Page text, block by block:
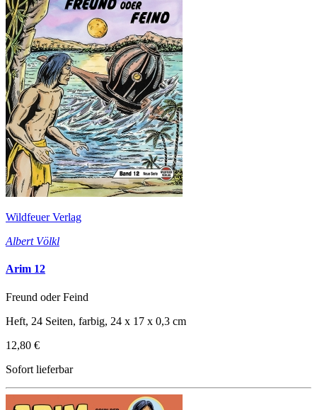
Wildfeuer Verlag
Albert Völkl
Arim 12
Freund oder Feind
Heft, 24 Seiten, farbig, 24 x 17 x 0,3 cm
12,80 €
Sofort lieferbar